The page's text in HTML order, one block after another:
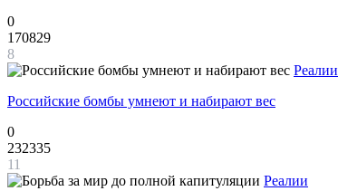
0
170829
8
Реалии
Российские бомбы умнеют и набирают вес
0
232335
11
Реалии